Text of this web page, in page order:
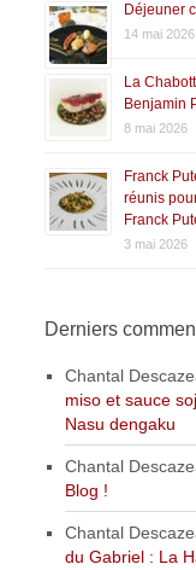
Déjeuner
14 mai 2026
La
Benjamin
8 mai 2026
Franck
réunis
Franck
3 mai 2026
Derniers
Chantal
miso et sauce
Nasu dengaku
Chantal
Blog !
Chantal
du Gabriel : La